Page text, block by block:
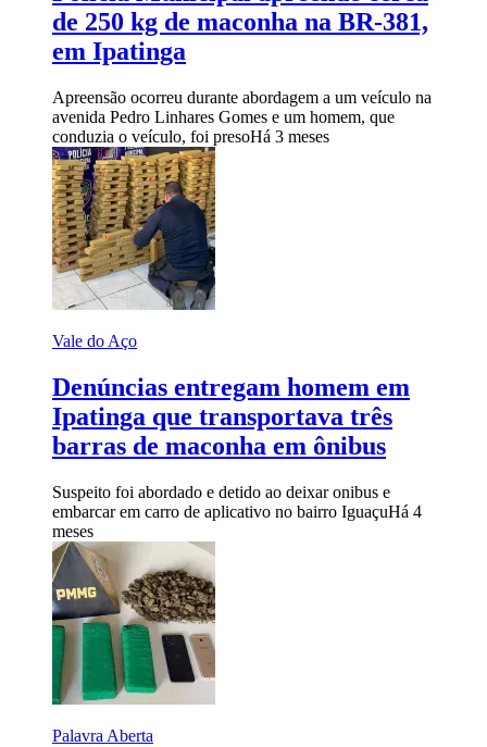
de 250 kg de maconha na BR-381,
em Ipatinga
Apreensão ocorreu durante abordagem a um veículo na
avenida Pedro Linhares Gomes e um homem, que
conduzia o veículo, foi presoHá 3 meses
Vale do Aço
Denúncias entregam homem em
Ipatinga que transportava três
barras de maconha em ônibus
Suspeito foi abordado e detido ao deixar onibus e
embarcar em carro de aplicativo no bairro IguaçuHá 4
meses
Palavra Aberta